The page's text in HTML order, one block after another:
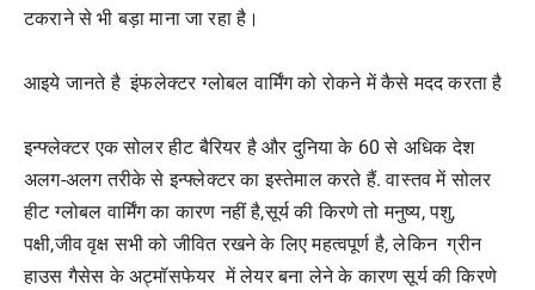
टकराने से भी बड़ा माना जा रहा है।
आइये जानते है इंफलेक्टर ग्लोबल वार्मिंग को रोकने में कैसे मदद करता है
इन्फ्लेक्टर एक सोलर हीट बैरियर है और दुनिया के 60 से अधिक देश
अलग-अलग तरीके से इन्फ्लेक्टर का इस्तेमाल करते हैं. वास्तव में सोलर
हीट ग्लोबल वार्मिंग का कारण नहीं है,सूर्य की किरणे तो मनुष्य, पशु,
पक्षी,जीव वृक्ष सभी को जीवित रखने के लिए महत्वपूर्ण है, लेकिन ग्रीन
हाउस गैसेस के अट्मॉसफेयर में लेयर बना लेने के कारण सूर्य की किरणे